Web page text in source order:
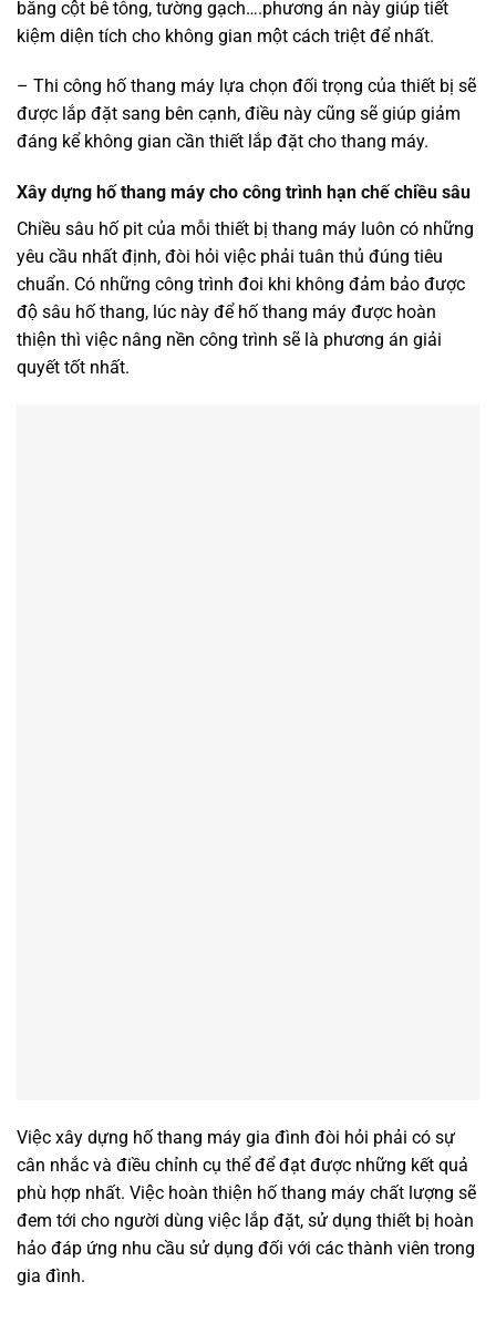
bằng cột bê tông, tường gạch….phương án này giúp tiết
kiệm diện tích cho không gian một cách triệt để nhất.
– Thi công hố thang máy lựa chọn đối trọng của thiết bị sẽ
được lắp đặt sang bên cạnh, điều này cũng sẽ giúp giảm
đáng kể không gian cần thiết lắp đặt cho thang máy.
Xây dựng hố thang máy cho công trình hạn chế chiều sâu
Chiều sâu hố pit của mỗi thiết bị thang máy luôn có những
yêu cầu nhất định, đòi hỏi việc phải tuân thủ đúng tiêu
chuẩn. Có những công trình đoi khi không đảm bảo được
độ sâu hố thang, lúc này để hố thang máy được hoàn
thiện thì việc nâng nền công trình sẽ là phương án giải
quyết tốt nhất.
Việc xây dựng hố thang máy gia đình đòi hỏi phải có sự
cân nhắc và điều chỉnh cụ thể để đạt được những kết quả
phù hợp nhất. Việc hoàn thiện hố thang máy chất lượng sẽ
đem tới cho người dùng việc lắp đặt, sử dụng thiết bị hoàn
hảo đáp ứng nhu cầu sử dụng đối với các thành viên trong
gia đình.